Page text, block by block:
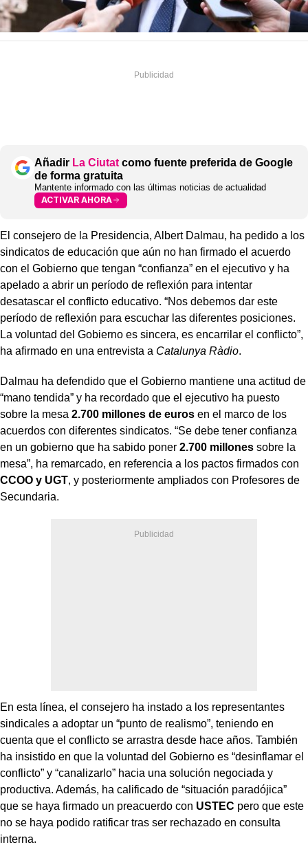
Añadir La Ciutat como fuente preferida de Google
de forma gratuita
Mantente informado con las últimas noticias de actualidad
ACTIVAR AHORA
El consejero de la Presidencia, Albert Dalmau, ha pedido a los
sindicatos de educación que aún no han firmado el acuerdo
con el Gobierno que tengan “confianza” en el ejecutivo y ha
apelado a abrir un período de reflexión para intentar
desatascar el conflicto educativo. “Nos debemos dar este
período de reflexión para escuchar las diferentes posiciones.
La voluntad del Gobierno es sincera, es encarrilar el conflicto”,
ha afirmado en una entrevista a Catalunya Ràdio.
Dalmau ha defendido que el Gobierno mantiene una actitud de
“mano tendida” y ha recordado que el ejecutivo ha puesto
sobre la mesa 2.700 millones de euros en el marco de los
acuerdos con diferentes sindicatos. “Se debe tener confianza
en un gobierno que ha sabido poner 2.700 millones sobre la
mesa”, ha remarcado, en referencia a los pactos firmados con
CCOO y UGT, y posteriormente ampliados con Profesores de
Secundaria.
En esta línea, el consejero ha instado a los representantes
sindicales a adoptar un “punto de realismo”, teniendo en
cuenta que el conflicto se arrastra desde hace años. También
ha insistido en que la voluntad del Gobierno es “desinflamar el
conflicto” y “canalizarlo” hacia una solución negociada y
productiva. Además, ha calificado de “situación paradójica”
que se haya firmado un preacuerdo con USTEC pero que este
no se haya podido ratificar tras ser rechazado en consulta
interna.